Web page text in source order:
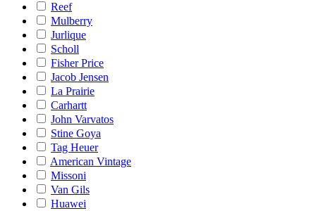
Reef
Mulberry
Jurlique
Scholl
Fisher Price
Jacob Jensen
La Prairie
Carhartt
John Varvatos
Stine Goya
Tag Heuer
American Vintage
Missoni
Van Gils
Huawei